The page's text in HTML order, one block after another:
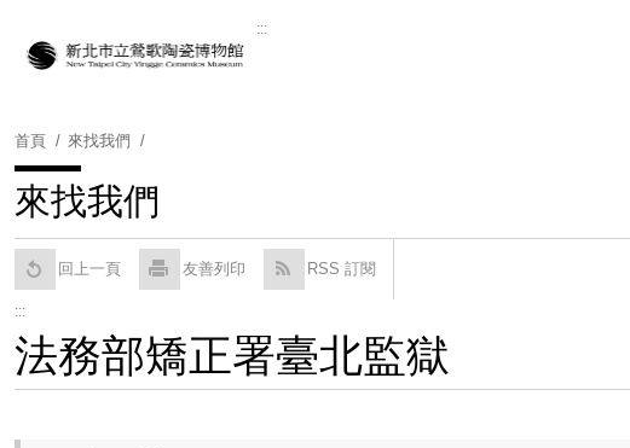
:::
Powered by
首頁 來找我們
來找我們
回上一頁 友善列印 RSS 訂閱
:::
法務部矯正署臺北監獄